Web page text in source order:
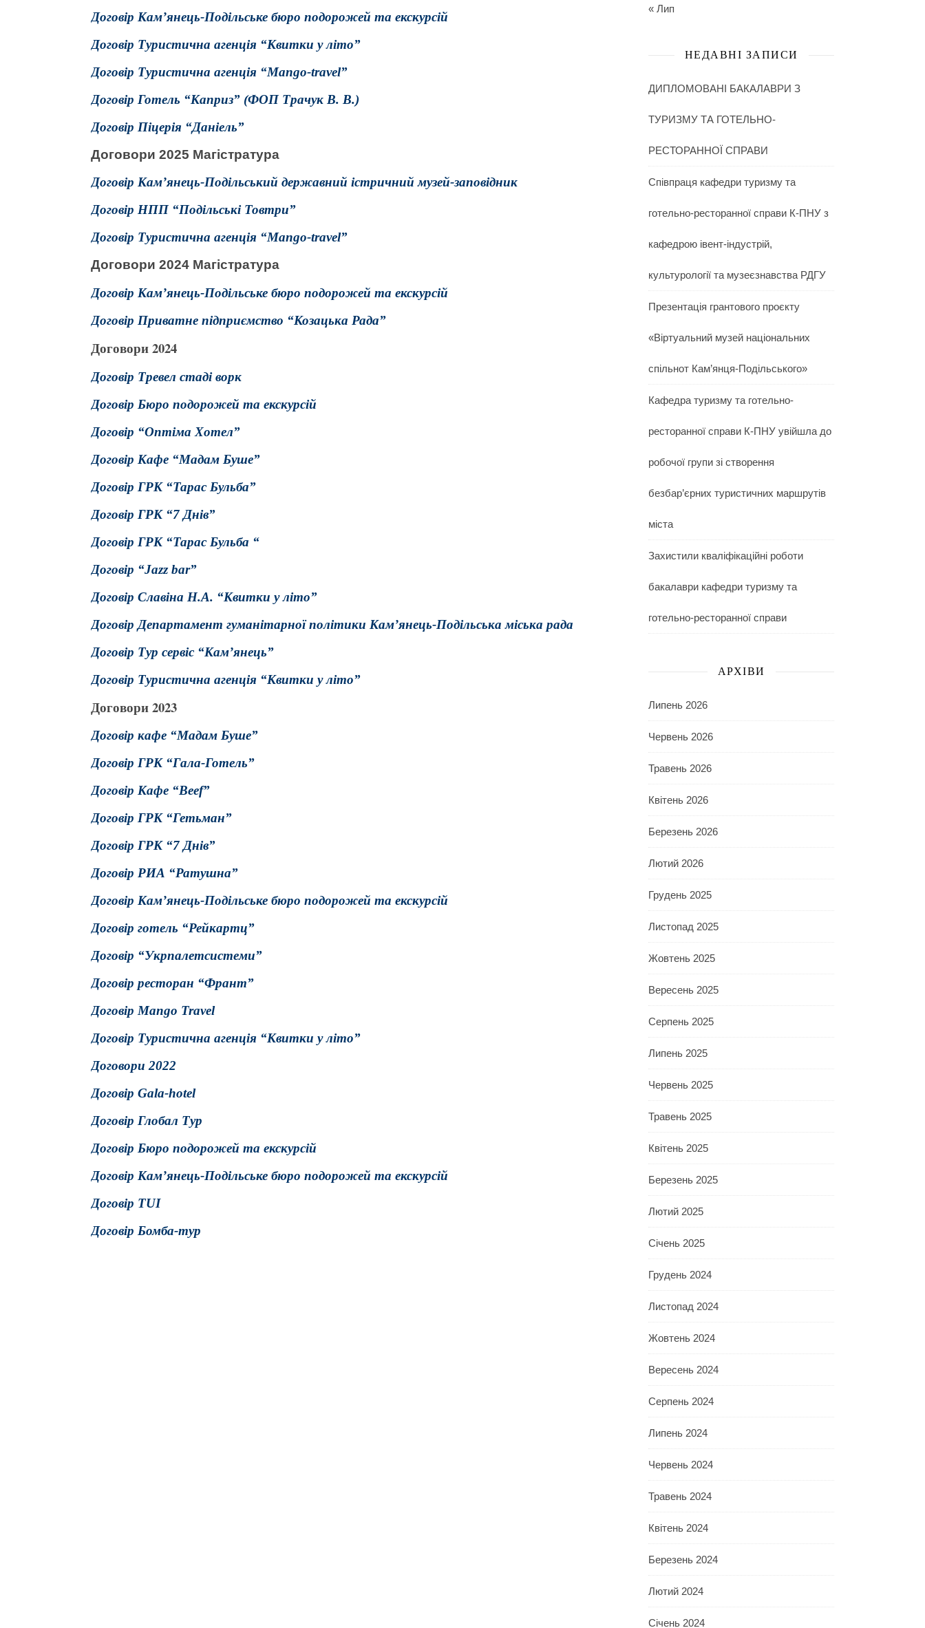
Договір Кам’янець-Подільське бюро подорожей та екскурсій
Договір Туристична агенція “Квитки у літо”
Договір Туристична агенція “Mango-travel”
Договір Готель “Каприз” (ФОП Трачук В. В.)
Договір Піцерія “Даніель”
Договори 2025 Магістратура
Договір Кам’янець-Подільський державний істричний музей-заповідник
Договір НПП “Подільські Товтри”
Договір Туристична агенція “Mango-travel”
Договори 2024 Магістратура
Договір Кам’янець-Подільське бюро подорожей та екскурсій
Договір Приватне підприємство “Козацька Рада”
Договори 2024
Договір Тревел стаді ворк
Договір Бюро подорожей та екскурсій
Договір “Оптіма Хотел”
Договір Кафе “Мадам Буше”
Договір ГРК “Тарас Бульба”
Договір ГРК “7 Днів”
Договір ГРК “Тарас Бульба “
Договір “Jazz bar”
Договір Славіна Н.А. “Квитки у літо”
Договір Департамент гуманітарної політики Кам’янець-Подільська міська рада
Договір Тур сервіс “Кам’янець”
Договір Туристична агенція “Квитки у літо”
Договори 2023
Договір кафе “Мадам Буше”
Договір ГРК “Гала-Готель”
Договір Кафе “Beef”
Договір ГРК “Гетьман”
Договір ГРК “7 Днів”
Договір РИА “Ратушна”
Договір Кам’янець-Подільське бюро подорожей та екскурсій
Договір готель “Рейкартц”
Договір “Укрпалетсистеми”
Договір ресторан “Франт”
Договір Mango Travel
Договір Туристична агенція “Квитки у літо”
Договори 2022
Договір Gala-hotel
Договір Глобал Тур
Договір Бюро подорожей та екскурсій
Договір Кам’янець-Подільське бюро подорожей та екскурсій
Договір TUI
Договір Бомба-тур
« Лип
НЕДАВНІ ЗАПИСИ
ДИПЛОМОВАНІ БАКАЛАВРИ З
ТУРИЗМУ ТА ГОТЕЛЬНО-
РЕСТОРАННОЇ СПРАВИ
Співпраця кафедри туризму та
готельно-ресторанної справи К-ПНУ з
кафедрою івент-індустрій,
культурології та музеєзнавства РДГУ
Презентація грантового проєкту
«Віртуальний музей національних
спільнот Кам’янця-Подільського»
Кафедра туризму та готельно-
ресторанної справи К-ПНУ увійшла до
робочої групи зі створення
безбар’єрних туристичних маршрутів
міста
Захистили кваліфікаційні роботи
бакалаври кафедри туризму та
готельно-ресторанної справи
АРХІВИ
Липень 2026
Червень 2026
Травень 2026
Квітень 2026
Березень 2026
Лютий 2026
Грудень 2025
Листопад 2025
Жовтень 2025
Вересень 2025
Серпень 2025
Липень 2025
Червень 2025
Травень 2025
Квітень 2025
Березень 2025
Лютий 2025
Січень 2025
Грудень 2024
Листопад 2024
Жовтень 2024
Вересень 2024
Серпень 2024
Липень 2024
Червень 2024
Травень 2024
Квітень 2024
Березень 2024
Лютий 2024
Січень 2024